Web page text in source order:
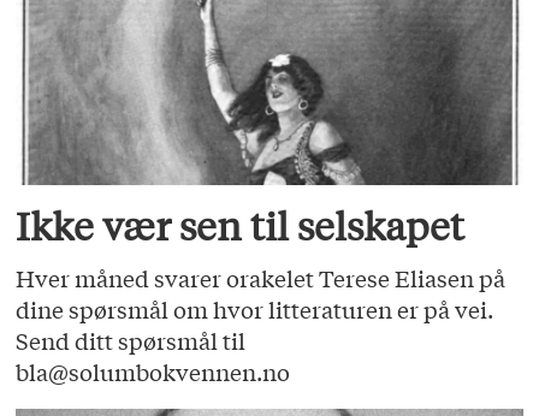
Ikke vær sen til selskapet
Hver måned svarer orakelet Terese Eliasen på
dine spørsmål om hvor litteraturen er på vei.
Send ditt spørsmål til
bla@solumbokvennen.no